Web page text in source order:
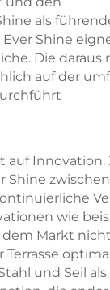
als
Shine
Die daraus
auf der
Innovation.
wie
Markt
und Seil als